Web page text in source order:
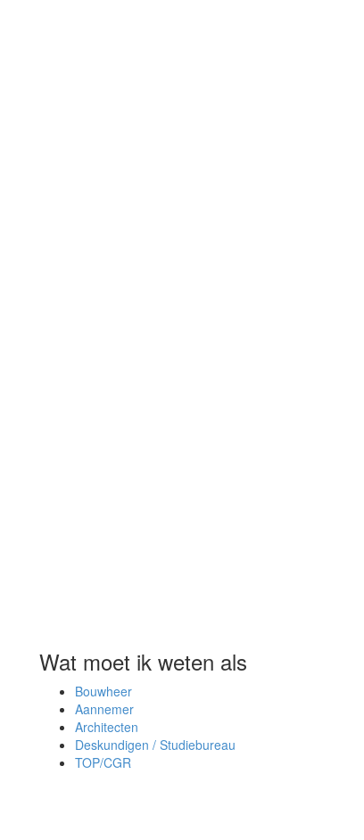
Wat moet ik weten als
Bouwheer
Aannemer
Architecten
Deskundigen / Studiebureau
TOP/CGR